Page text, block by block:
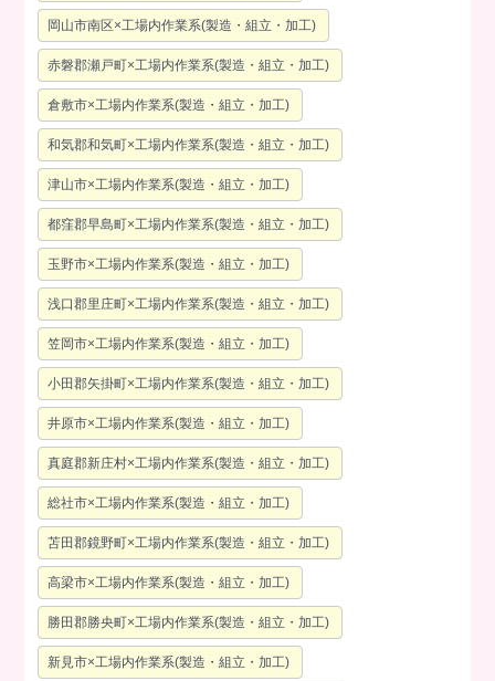
岡山市南区×工場内作業系(製造・組立・加工)
赤磐郡瀬戸町×工場内作業系(製造・組立・加工)
倉敷市×工場内作業系(製造・組立・加工)
和気郡和気町×工場内作業系(製造・組立・加工)
津山市×工場内作業系(製造・組立・加工)
都窪郡早島町×工場内作業系(製造・組立・加工)
玉野市×工場内作業系(製造・組立・加工)
浅口郡里庄町×工場内作業系(製造・組立・加工)
笠岡市×工場内作業系(製造・組立・加工)
小田郡矢掛町×工場内作業系(製造・組立・加工)
井原市×工場内作業系(製造・組立・加工)
真庭郡新庄村×工場内作業系(製造・組立・加工)
総社市×工場内作業系(製造・組立・加工)
苫田郡鏡野町×工場内作業系(製造・組立・加工)
高梁市×工場内作業系(製造・組立・加工)
勝田郡勝央町×工場内作業系(製造・組立・加工)
新見市×工場内作業系(製造・組立・加工)